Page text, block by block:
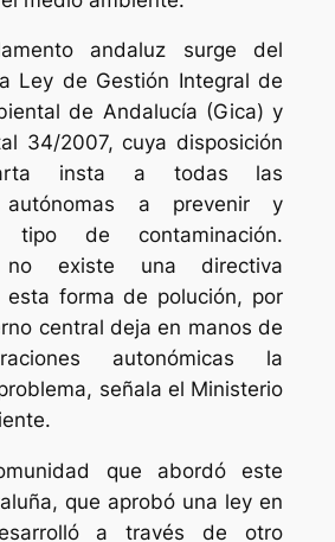
andaluz surge del
Ley de Gestión Integral de
de Andalucía (Gica) y
34/2007, cuya disposición
insta a todas las
autónomas a prevenir y
tipo de contaminación.
no existe una directiva
esta forma de polución, por
central deja en manos de
autonómicas la
señala el Ministerio
que abordó este
que aprobó una ley en
a través de otro